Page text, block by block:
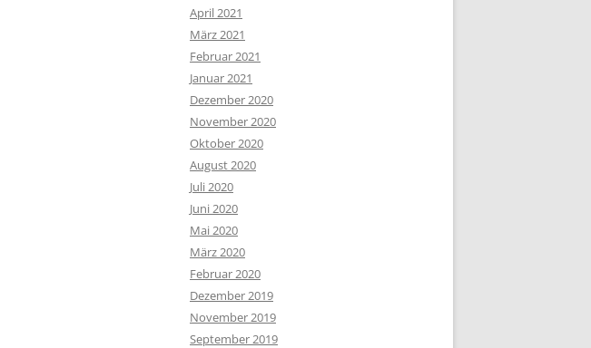
April 2021
März 2021
Februar 2021
Januar 2021
Dezember 2020
November 2020
Oktober 2020
August 2020
Juli 2020
Juni 2020
Mai 2020
März 2020
Februar 2020
Dezember 2019
November 2019
September 2019